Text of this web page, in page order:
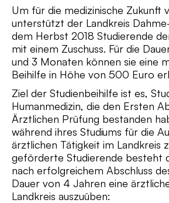
Um für die medizinische Zukunft
unterstützt der Landkreis
dem Herbst 2018 Studierende
mit einem Zuschuss. Für die
und 3 Monaten können sie eine
Beihilfe in Höhe von 500 Euro
Ziel der Studienbeihilfe ist es,
Humanmedizin, die den Ersten
Ärztlichen Prüfung bestanden
während ihres Studiums für die
ärztlichen Tätigkeit im Landkreis
geförderte Studierende besteht
nach erfolgreichem Abschluss
Dauer von 4 Jahren eine
Landkreis auszuüben: